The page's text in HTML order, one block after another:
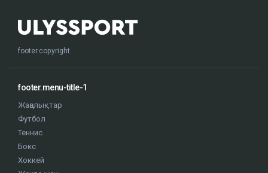
footer.copyright
footer.menu-title-1
Жаңалықтар
Футбол
Теннис
Бокс
Хоккей